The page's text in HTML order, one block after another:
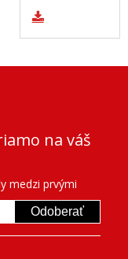
na váš
medzi prvými
Odoberať